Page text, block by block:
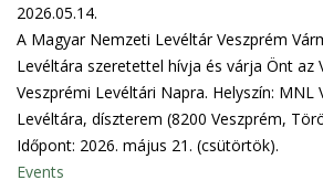
2026.05.14.
A Magyar Nemzeti Levéltár Veszprém
Levéltára szeretettel hívja és várja Önt az
Veszprémi Levéltári Napra. Helyszín: MNL
Levéltára, díszterem (8200 Veszprém,
Időpont: 2026. május 21. (csütörtök).
Events